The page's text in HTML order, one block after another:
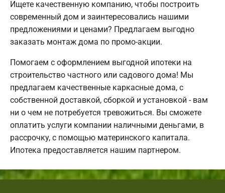
Ищете качественную компанию, чтобы построить
современный дом и заинтересовались нашими
предложениями и ценами? Предлагаем выгодно
заказать монтаж дома по промо-акции.
Помогаем с оформлением выгодной ипотеки на
строительство частного или садового дома! Мы
предлагаем качественные каркасные дома, с
собственной доставкой, сборкой и установкой - вам
ни о чем не потребуется тревожиться. Вы сможете
оплатить услуги компании наличными деньгами, в
рассрочку, с помощью материнского капитала.
Ипотека предоставляется нашим партнером.